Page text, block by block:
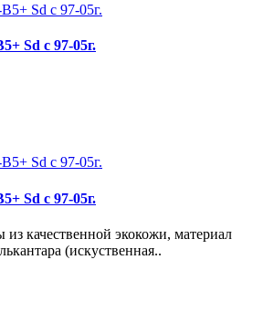
Sd с 97-05г.
Sd с 97-05г.
качественной экокожи, материал
(искуственная..